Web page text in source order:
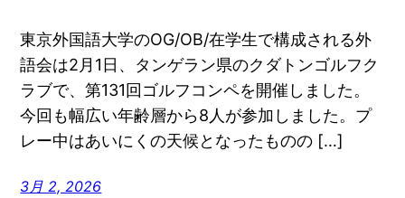
東京外国語大学のOG/OB/在学生で構成される外
語会は2月1日、タンゲラン県のクダトンゴルフク
ラブで、第131回ゴルフコンペを開催しました。
今回も幅広い年齢層から8人が参加しました。プ
レー中はあいにくの天候となったものの […]
3月 2, 2026